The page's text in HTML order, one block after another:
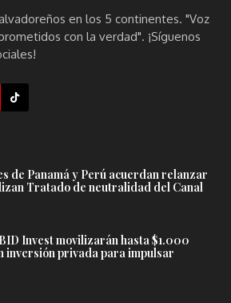
en los 5 continentes. "Voz
con la verdad". ¡Síguenos
de Panamá y Perú acuerdan relanzar
Tratado de neutralidad del Canal
Invest movilizarán hasta $1.000
inversión privada para impulsar